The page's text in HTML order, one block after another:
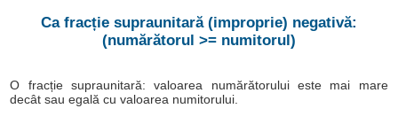
Ca fracție supraunitară (improprie) negativă:
(numărătorul >= numitorul)
O fracție supraunitară: valoarea numărătorului este mai mare
decât sau egală cu valoarea numitorului.